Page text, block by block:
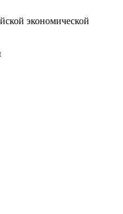
экономической